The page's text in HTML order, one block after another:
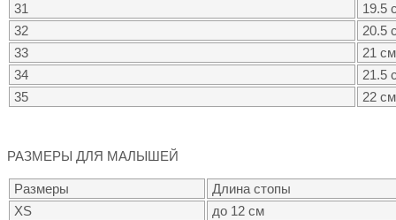
31
19.5
32
20.5
33
21 см
34
21.5
35
22 см
РАЗМЕРЫ ДЛЯ МАЛЫШЕЙ
Размеры
Длина стопы
XS
до 12 см